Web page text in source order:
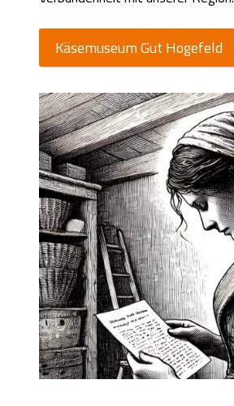
Käsemuseum Gut Hogefeld